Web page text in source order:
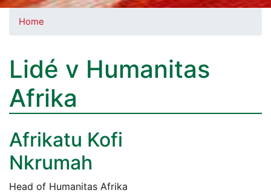
Home
Lidé v Humanitas
Afrika
Afrikatu Kofi
Nkrumah
Head of Humanitas Afrika